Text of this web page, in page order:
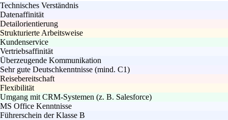
Technisches Verständnis
Datenaffinität
Detailorientierung
Strukturierte Arbeitsweise
Kundenservice
Vertriebsaffinität
Überzeugende Kommunikation
Sehr gute Deutschkenntnisse (mind. C1)
Reisebereitschaft
Flexibilität
Umgang mit CRM-Systemen (z. B. Salesforce)
MS Office Kenntnisse
Führerschein der Klasse B